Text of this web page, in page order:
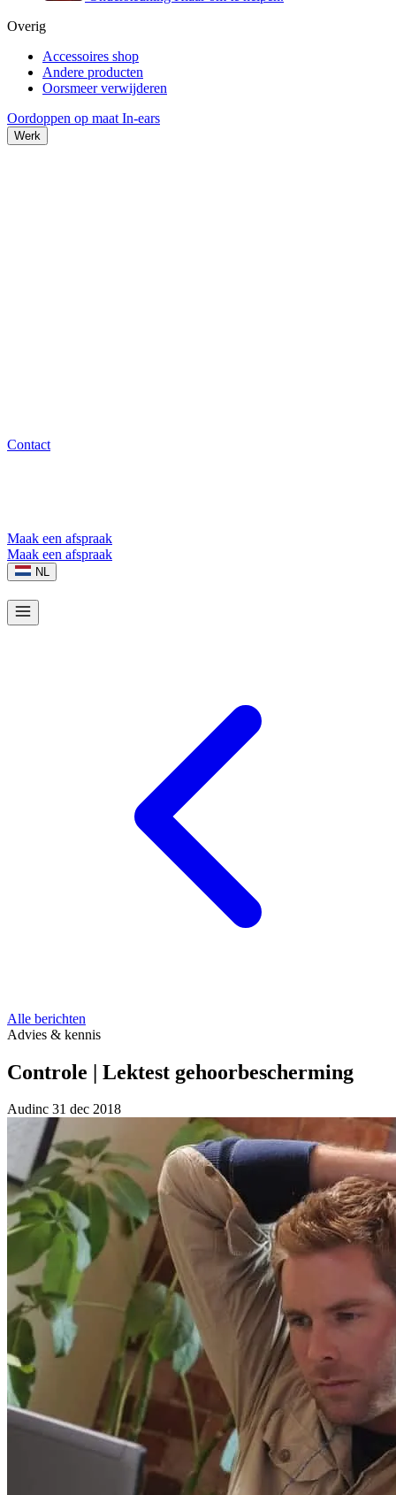
Overig
Accessoires shop
Andere producten
Oorsmeer verwijderen
Oordoppen op maat In-ears
Werk
Contact
Maak een afspraak
Maak een afspraak
NL
Alle berichten
Advies & kennis
Controle | Lektest gehoorbescherming
Audinc 31 dec 2018